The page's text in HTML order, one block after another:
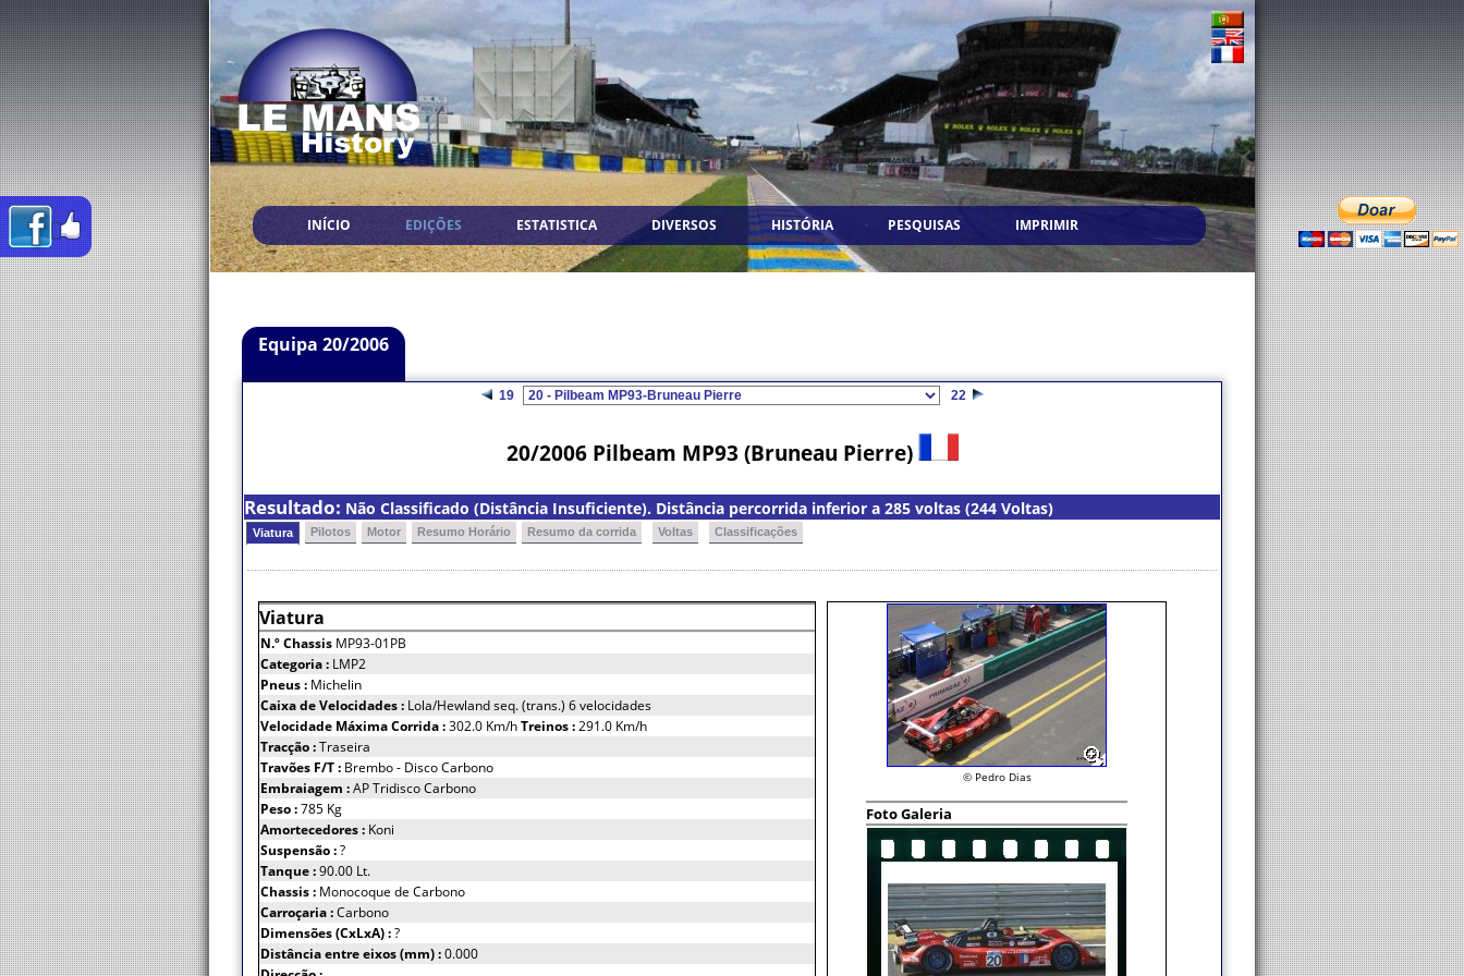
INÍCIO EDIÇÕES ESTATISTICA DIVERSOS HISTÓRIA PESQUISAS IMPRIMIR
Equipa 20/2006
19 22
20/2006 Pilbeam MP93 (Bruneau Pierre)
Resultado: Não Classificado (Distância Insuficiente). Distância percorrida inferior a 285 voltas (244 Voltas)
Viatura Pilotos Motor Resumo Horário Resumo da corrida Voltas Classificações
Viatura
N.º Chassis MP93-01PB
Categoria : LMP2
Pneus : Michelin
Caixa de Velocidades : Lola/Hewland seq. (trans.) 6 velocidades
Velocidade Máxima Corrida :302.0 Km/hTreinos :291.0 Km/h
Tracção :Traseira
Travões F/T : Brembo - Disco Carbono
Embraiagem :AP Tridisco Carbono
Peso :785 Kg
Amortecedores : Koni
Suspensão :?
Tanque :90.00 Lt.
Chassis : Monocoque de Carbono
Carroçaria :Carbono
Dimensões (CxLxA) :?
Distância entre eixos (mm) :0.000
© Pedro Dias
Foto Galeria